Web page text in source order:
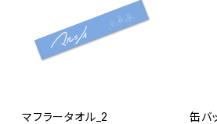
マフラータオル_2
缶バ